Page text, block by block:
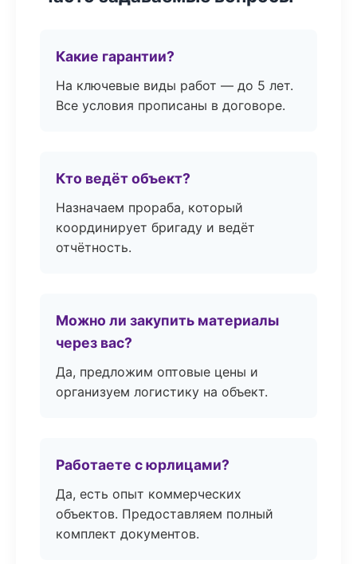
Какие гарантии?
На ключевые виды работ — до 5 лет.
Все условия прописаны в договоре.
Кто ведёт объект?
Назначаем прораба, который
координирует бригаду и ведёт
отчётность.
Можно ли закупить материалы
через вас?
Да, предложим оптовые цены и
организуем логистику на объект.
Работаете с юрлицами?
Да, есть опыт коммерческих
объектов. Предоставляем полный
комплект документов.